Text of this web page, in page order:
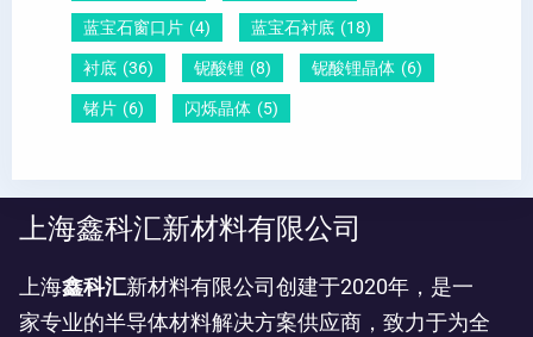
蓝宝石窗口片 (4) 蓝宝石衬底 (18)
衬底 (36) 铌酸锂 (8) 铌酸锂晶体 (6)
锗片 (6) 闪烁晶体 (5)
上海鑫科汇新材料有限公司
上海鑫科汇新材料有限公司创建于2020年，是一
家专业的半导体材料解决方案供应商，致力于为全